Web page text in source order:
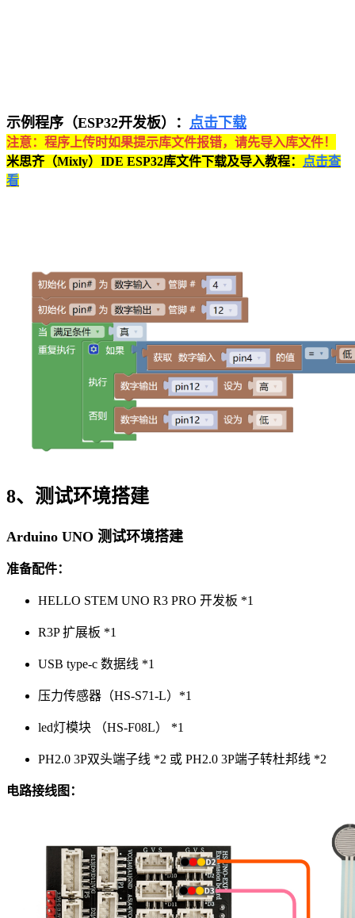
示例程序（ESP32开发板）： 点击下载
注意：程序上传时如果提示库文件报错，请先导入库文件！
米思齐（Mixly）IDE ESP32库文件下载及导入教程：
点击查
看
8、测试环境搭建
Arduino UNO 测试环境搭建
准备配件：
HELLO STEM UNO R3 PRO 开发板 *1
R3P 扩展板 *1
USB type-c 数据线 *1
压力传感器（HS-S71-L）*1
led灯模块 （HS-F08L） *1
PH2.0 3P双头端子线 *2 或 PH2.0 3P端子转杜邦线 *2
电路接线图：